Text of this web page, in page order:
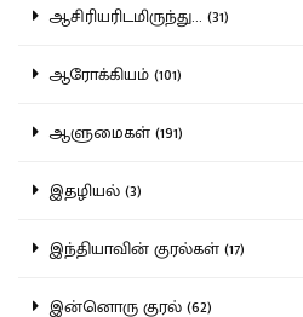
ஆசிரியரிடமிருந்து... (31)
ஆரோக்கியம் (101)
ஆளுமைகள் (191)
இதழியல் (3)
இந்தியாவின் குரல்கள் (17)
இன்னொரு குரல் (62)